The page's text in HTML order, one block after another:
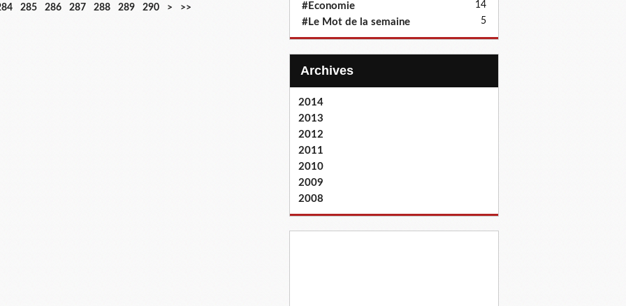
285 286 287 288 289 290
3
> >> #Economie 14
#Le Mot de la semaine 5
Archives
2014
2013
2012
2011
2010
2009
2008